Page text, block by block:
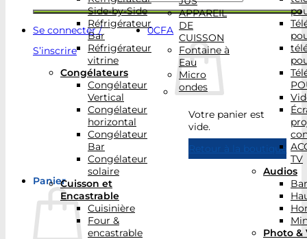
Se connecter /
S’inscrire
0CFA
Votre panier est
vide.
Retour à la boutique
Panier
Side-by-Side
Réfrigérateur
Bar
Réfrigérateur
vitrine
Congélateurs
Congélateur
Vertical
Congélateur
horizontal
Congélateur
Bar
Congélateur
solaire
Cuisson et
Encastrable
Cuisinière
Four &
encastrable
APPAREIL
DE
CUISSON
Fontaine à
Eau
Micro
ondes
TV
Audios
Photo &